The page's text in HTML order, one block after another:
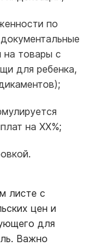
по
на товары с
для ребенка,
на ХХ%;
листе с
цен и
для
Важно